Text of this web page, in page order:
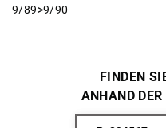
9/89>9/90
FINDEN
ANHAND